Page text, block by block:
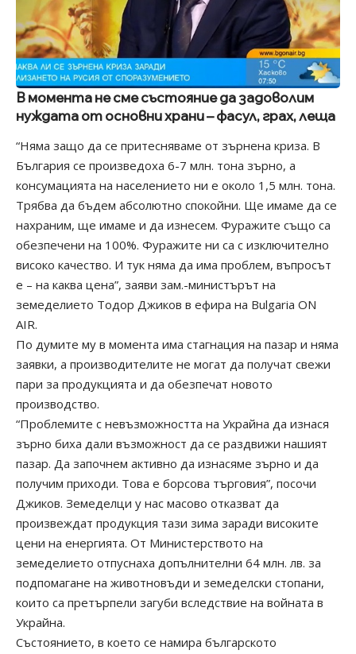
В момента не сме състояние да задоволим
нуждата от основни храни – фасул, грах, леща
“Няма защо да се притесняваме от зърнена криза. В
България се произведоха 6-7 млн. тона зърно, а
консумацията на населението ни е около 1,5 млн. тона.
Трябва да бъдем абсолютно спокойни. Ще имаме да се
нахраним, ще имаме и да изнесем. Фуражите също са
обезпечени на 100%. Фуражите ни са с изключително
високо качество. И тук няма да има проблем, въпросът
е – на каква цена”, заяви зам.-министърът на
земеделието Тодор Джиков в ефира на Bulgaria ON
AIR.
По думите му в момента има стагнация на пазар и няма
заявки, а производителите не могат да получат свежи
пари за продукцията и да обезпечат новото
производство.
“Проблемите с невъзможността на Украйна да изнася
зърно биха дали възможност да се раздвижи нашият
пазар. Да започнем активно да изнасяме зърно и да
получим приходи. Това е борсова търговия”, посочи
Джиков. Земеделци у нас масово отказват да
произвеждат продукция тази зима заради високите
цени на енергията. От Министерството на
земеделието отпуснаха допълнителни 64 млн. лв. за
подпомагане на животновъди и земеделски стопани,
които са претърпели загуби вследствие на войната в
Украйна.
Състоянието, в което се намира българското